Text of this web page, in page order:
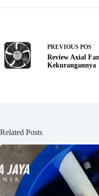
PREVIOUS POS
Review Axial
Kekurangannya
Related Posts